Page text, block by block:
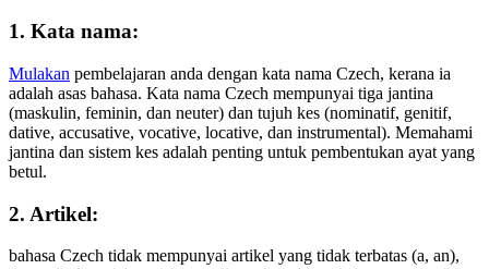
1. Kata nama:
Mulakan pembelajaran anda dengan kata nama Czech, kerana ia
adalah asas bahasa. Kata nama Czech mempunyai tiga jantina
(maskulin, feminin, dan neuter) dan tujuh kes (nominatif, genitif,
dative, accusative, vocative, locative, dan instrumental). Memahami
jantina dan sistem kes adalah penting untuk pembentukan ayat yang
betul.
2. Artikel:
bahasa Czech tidak mempunyai artikel yang tidak terbatas (a, an),